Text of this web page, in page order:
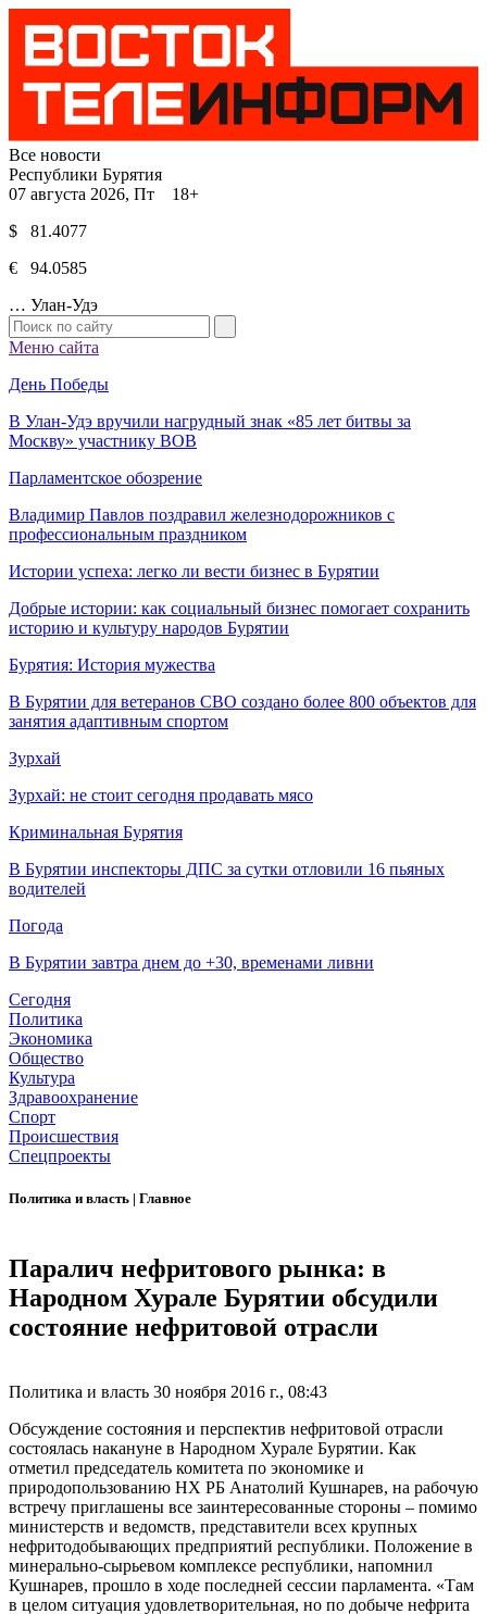
Все новости
Республики Бурятия
07 августа 2026, Пт 18+
$ 81.4077
€ 94.0585
… Улан-Удэ
Меню сайта
День Победы
В Улан-Удэ вручили нагрудный знак «85 лет битвы за
Москву» участнику ВОВ
Парламентское обозрение
Владимир Павлов поздравил железнодорожников с
профессиональным праздником
Истории успеха: легко ли вести бизнес в Бурятии
Добрые истории: как социальный бизнес помогает сохранить
историю и культуру народов Бурятии
Бурятия: История мужества
В Бурятии для ветеранов СВО создано более 800 объектов для
занятия адаптивным спортом
Зурхай
Зурхай: не стоит сегодня продавать мясо
Криминальная Бурятия
В Бурятии инспекторы ДПС за сутки отловили 16 пьяных
водителей
Погода
В Бурятии завтра днем до +30, временами ливни
Сегодня
Политика
Экономика
Общество
Культура
Здравоохранение
Спорт
Происшествия
Спецпроекты
Политика и власть | Главное
Паралич нефритового рынка: в
Народном Хурале Бурятии обсудили
состояние нефритовой отрасли
Политика и власть 30 ноября 2016 г., 08:43
Обсуждение состояния и перспектив нефритовой отрасли
состоялась накануне в Народном Хурале Бурятии. Как
отметил председатель комитета по экономике и
природопользованию НХ РБ Анатолий Кушнарев, на рабочую
встречу приглашены все заинтересованные стороны – помимо
министерств и ведомств, представители всех крупных
нефритодобывающих предприятий республики. Положение в
минерально-сырьевом комплексе республики, напомнил
Кушнарев, прошло в ходе последней сессии парламента. «Там
в целом ситуация удовлетворительная, но по добыче нефрита